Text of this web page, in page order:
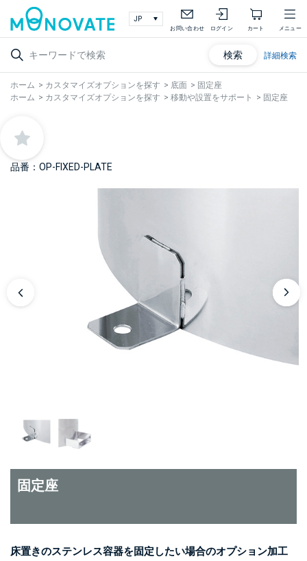
お問い合わせ ログイン カート メニュー
検索 詳細検索
ホーム > カスタマイズオプションを探す > 底面 > 固定座
ホーム > カスタマイズオプションを探す > 移動や設置をサポート > 固定座
品番：OP-FIXED-PLATE
固定座
床置きのステンレス容器を固定したい場合のオプション加工